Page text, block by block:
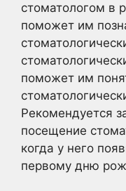
стоматологом в
поможет им
поможет им
Рекомендуется
посещение
когда у него
первому дню